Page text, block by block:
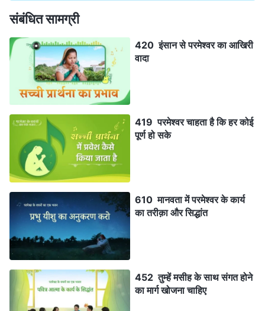
संबंधित सामग्री
420 इंसान से परमेश्वर का आखिरी
वादा
419 परमेश्वर चाहता है कि हर कोई
पूर्ण हो सके
610 मानवता में परमेश्वर के कार्य
का तरीक़ा और सिद्धांत
452 तुम्हें मसीह के साथ संगत होने
का मार्ग खोजना चाहिए